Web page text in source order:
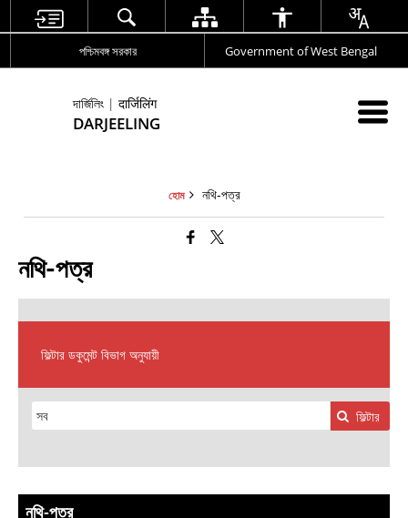
পশ্চিমবঙ্গ সরকার Government of West Bengal
দার্জিলিং | दार्जिलिंग
DARJEELING
হোম নথি-পত্র
নথি-পত্র
ফিল্টার ডকুমেন্ট বিভাগ অনুযায়ী
ফিল্টার
নথি-পত্র